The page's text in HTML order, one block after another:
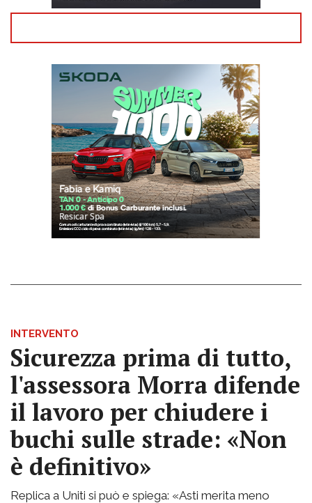
INTERVENTO
Sicurezza prima di tutto,
l'assessora Morra difende
il lavoro per chiudere i
buchi sulle strade: «Non
è definitivo»
Replica a Uniti si può e spiega: «Asti merita meno